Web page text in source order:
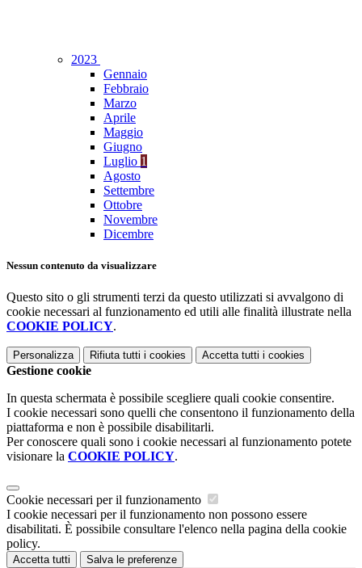
2023
Gennaio
Febbraio
Marzo
Aprile
Maggio
Giugno
Luglio 1
Agosto
Settembre
Ottobre
Novembre
Dicembre
Nessun contenuto da visualizzare
Questo sito o gli strumenti terzi da questo utilizzati si avvalgono di
cookie necessari al funzionamento ed utili alle finalità illustrate nella
COOKIE POLICY.
Personalizza Rifiuta tutti i cookies Accetta tutti i cookies
Gestione cookie
In questa schermata è possibile scegliere quali cookie consentire.
I cookie necessari sono quelli che consentono il funzionamento della
piattaforma e non è possibile disabilitarli.
Per conoscere quali sono i cookie necessari al funzionamento potete
visionare la COOKIE POLICY.
Cookie necessari per il funzionamento
I cookie necessari per il funzionamento non possono essere
disabilitati. È possibile consultare l'elenco nella pagina della cookie
policy.
Accetta tutti Salva le preferenze